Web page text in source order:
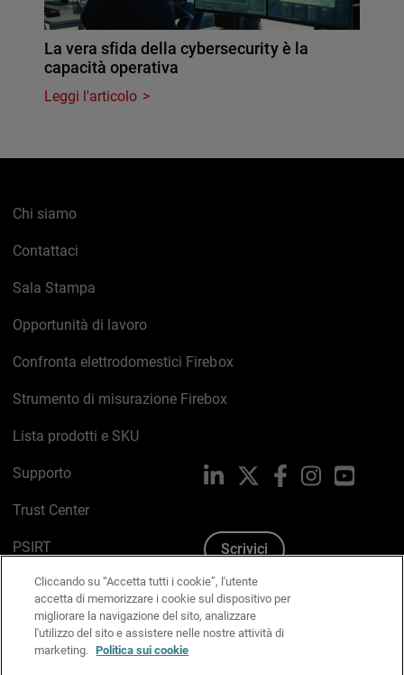
La vera sfida della cybersecurity è la
capacità operativa
Leggi l'articolo
Chi siamo
Contattaci
Sala Stampa
Opportunità di lavoro
Confronta elettrodomestici Firebox
Strumento di misurazione Firebox
Lista prodotti e SKU
Supporto
Trust Center
PSIRT
Politica sui cookie
Informativa sulla privacy
Kit Media & Brand
LinkedIn FacebookInstagram
Scrivici
Cliccando su “Accetta tutti i cookie”, l'utente
accetta di memorizzare i cookie sul dispositivo per
migliorare la navigazione del sito, analizzare
l'utilizzo del sito e assistere nelle nostre attività di
marketing. Politica sui cookie